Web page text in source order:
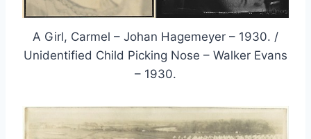
A Girl, Carmel – Johan Hagemeyer – 1930. /
Unidentified Child Picking Nose – Walker Evans
– 1930.